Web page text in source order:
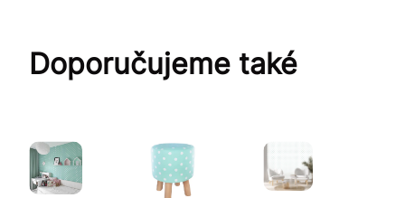
Doporučujeme také